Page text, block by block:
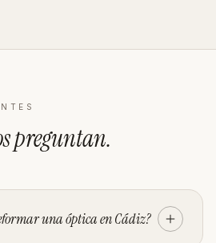
preguntan.
una óptica en Cádiz?